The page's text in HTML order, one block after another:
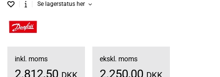
Se lagerstatus her
inkl. moms
2.812,50
ekskl. moms
2.250,00